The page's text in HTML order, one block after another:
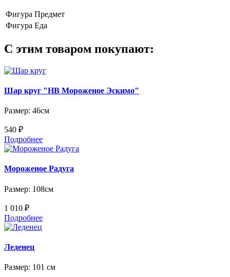
Фигура Предмет
Фигура Еда
С этим товаром покупают:
Шар круг "HB Мороженое Эскимо"
Размер: 46см
540 ₽
Подробнее
Мороженое Радуга
Размер: 108см
1 010 ₽
Подробнее
Леденец
Размер: 101 см